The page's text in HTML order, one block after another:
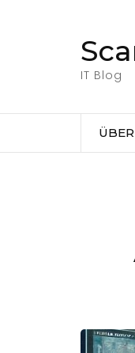
(EingabetasteIT Blog